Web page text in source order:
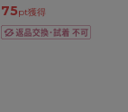
75pt獲得